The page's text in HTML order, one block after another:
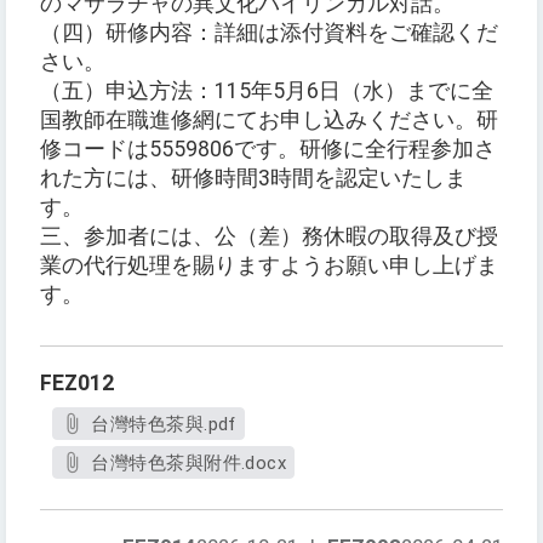
（四）研修内容：詳細は添付資料をご確認くだ
さい。
（五）申込方法：115年5月6日（水）までに全
国教師在職進修網にてお申し込みください。研
修コードは5559806です。研修に全行程参加さ
れた方には、研修時間3時間を認定いたしま
す。
三、参加者には、公（差）務休暇の取得及び授
業の代行処理を賜りますようお願い申し上げま
す。
FEZ012
台灣特色茶與.pdf
台灣特色茶與附件.docx